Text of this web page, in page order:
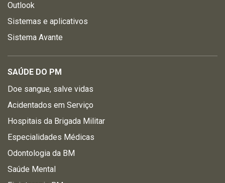
Outlook
Sistemas e aplicativos
Sistema Avante
SAÚDE DO PM
Doe sangue, salve vidas
Acidentados em Serviço
Hospitais da Brigada Militar
Especialidades Médicas
Odontologia da BM
Saúde Mental